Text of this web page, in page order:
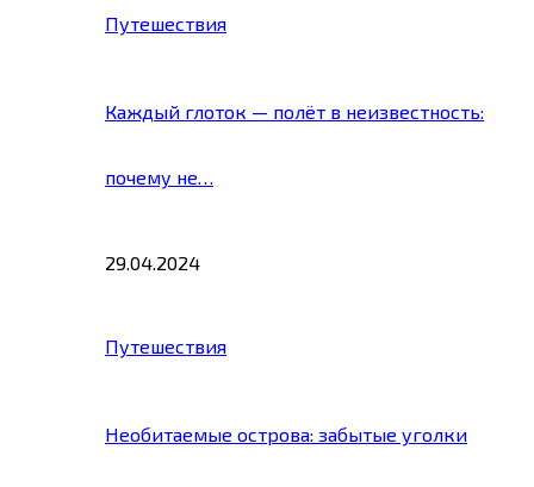
Путешествия
Каждый глоток — полёт в неизвестность:
почему не…
29.04.2024
Путешествия
Необитаемые острова: забытые уголки